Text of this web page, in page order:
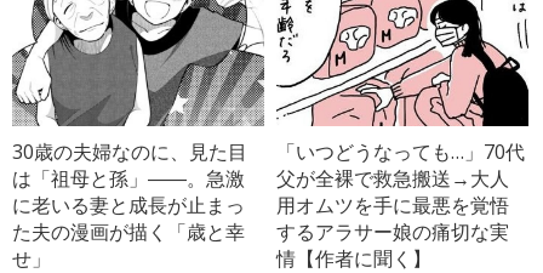
30歳の夫婦なのに、見た目
は「祖母と孫」――。急激
に老いる妻と成長が止まっ
た夫の漫画が描く「歳と幸
せ」
「いつどうなっても…」70代
父が全裸で救急搬送→大人
用オムツを手に最悪を覚悟
するアラサー娘の痛切な実
情【作者に聞く】